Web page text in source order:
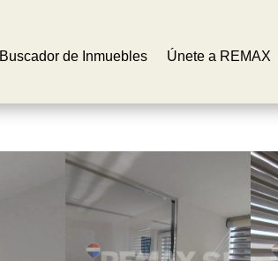
Buscador de Inmuebles Únete a REMAX